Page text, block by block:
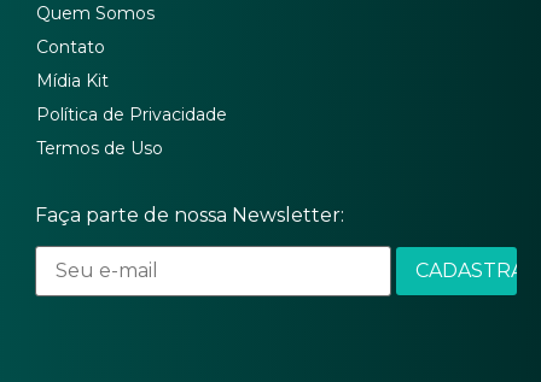
Quem Somos
Contato
Mídia Kit
Política de Privacidade
Termos de Uso
Faça parte de nossa Newsletter: